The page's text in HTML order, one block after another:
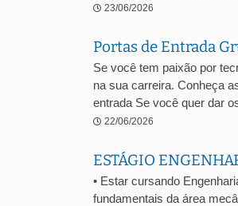
23/06/2026
Portas de Entrada
Se você tem paixão por
na sua carreira. Conheça
entrada Se você quer dar
22/06/2026
ESTÁGIO
• Estar cursando
fundamentais da área